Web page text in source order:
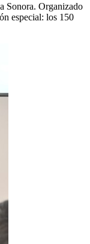
Sonora. Organizado
especial: los 150